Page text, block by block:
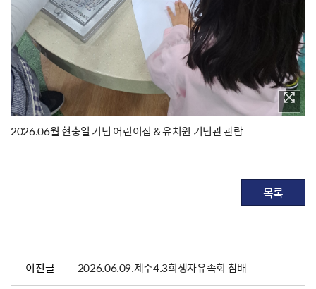
2026.06월 현충일 기념 어린이집 & 유치원 기념관 관람
목록
이전글 2026.06.09.제주4.3희생자유족회 참배